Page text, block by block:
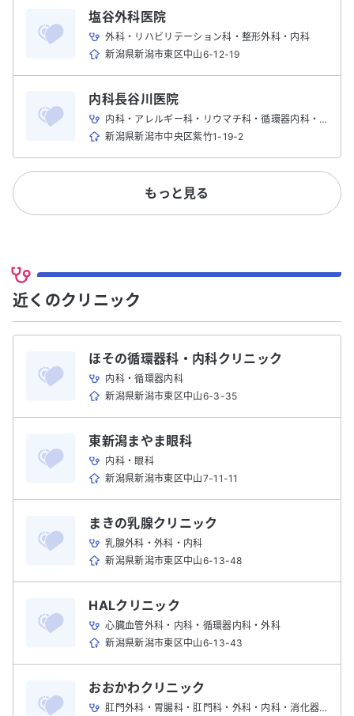
塩谷外科医院
外科・リハビリテーション科・整形外科・内科
新潟県新潟市東区中山6-12-19
内科長谷川医院
内科・アレルギー科・リウマチ科・循環器内科・呼吸器内科
新潟県新潟市中央区紫竹1-19-2
もっと見る
近くのクリニック
ほその循環器科・内科クリニック
内科・循環器内科
新潟県新潟市東区中山6-3-35
東新潟まやま眼科
内科・眼科
新潟県新潟市東区中山7-11-11
まきの乳腺クリニック
乳腺外科・外科・内科
新潟県新潟市東区中山6-13-48
HALクリニック
心臓血管外科・内科・循環器内科・外科
新潟県新潟市東区中山6-13-43
おおかわクリニック
肛門外科・胃腸科・肛門科・外科・内科・消化器内科